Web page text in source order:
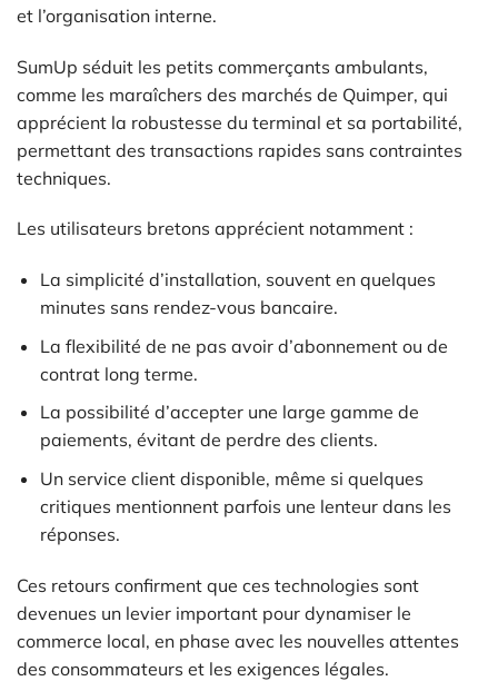
et l’organisation interne.
SumUp séduit les petits commerçants ambulants,
comme les maraîchers des marchés de Quimper, qui
apprécient la robustesse du terminal et sa portabilité,
permettant des transactions rapides sans contraintes
techniques.
Les utilisateurs bretons apprécient notamment :
La simplicité d’installation, souvent en quelques
minutes sans rendez-vous bancaire.
La flexibilité de ne pas avoir d’abonnement ou de
contrat long terme.
La possibilité d’accepter une large gamme de
paiements, évitant de perdre des clients.
Un service client disponible, même si quelques
critiques mentionnent parfois une lenteur dans les
réponses.
Ces retours confirment que ces technologies sont
devenues un levier important pour dynamiser le
commerce local, en phase avec les nouvelles attentes
des consommateurs et les exigences légales.